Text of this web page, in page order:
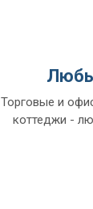
Торговые и
коттеджи -